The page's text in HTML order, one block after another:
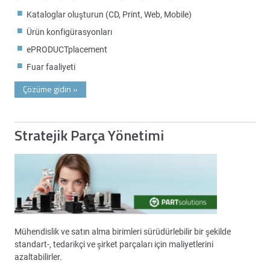
Kataloglar oluşturun (CD, Print, Web, Mobile)
Ürün konfigürasyonları
ePRODUCTplacement
Fuar faaliyeti
Çözüme gidin »
Stratejik Parça Yönetimi
Mühendislik ve satın alma birimleri sürüdürlebilir bir şekilde
standart-, tedarikçi ve şirket parçaları için maliyetlerini
azaltabilirler.